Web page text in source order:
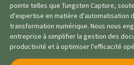
pointe telles que Tungsten Capture,
d'expertise en matière d'automatisation
transformation numérique. Nous nous
entreprise à simplifier la gestion des
productivité et à optimiser l'efficacité